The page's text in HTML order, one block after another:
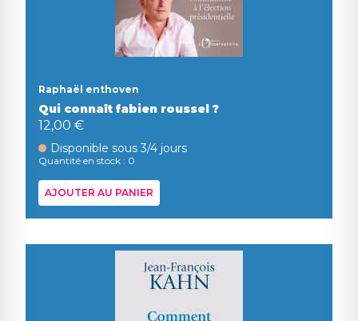
Raphaël enthoven
Qui connaît fabien roussel ?
12,00 €
Disponible sous 3/4 jours
Quantité en stock : 0
AJOUTER AU PANIER